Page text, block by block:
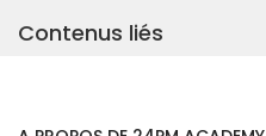
Contenus liés